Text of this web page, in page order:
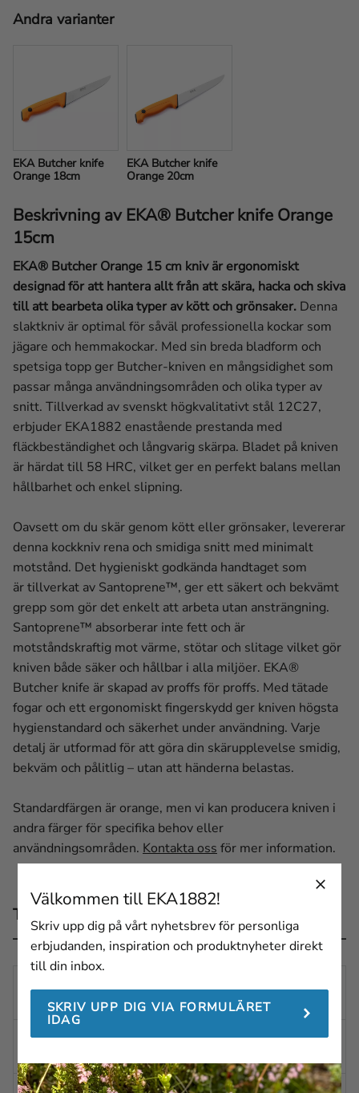
Andra varianter
EKA Butcher knife
Orange 18cm
EKA Butcher knife
Orange 20cm
Beskrivning av EKA® Butcher knife Orange
15cm
EKA® Butcher Orange 15 cm kniv är ergonomiskt
designad för att hantera allt från att skära, hacka och skiva
till att bearbeta olika typer av kött och grönsaker. Denna
slaktkniv är optimal för såväl professionella kockar som
jägare och hemmakockar. Med sin breda bladform och
spetsiga topp ger Butcher-kniven en mångsidighet som
passar många användningsområden och olika typer av
snitt. Tillverkad av svenskt högkvalitativt stål 12C27,
erbjuder EKA1882 enastående prestanda med
fläckbeständighet och långvarig skärpa. Bladet på kniven
är härdat till 58 HRC, vilket ger en perfekt balans mellan
hållbarhet och enkel slipning.
Oavsett om du skär genom kött eller grönsaker, levererar
denna kockkniv rena och smidiga snitt med minimalt
motstånd. Det hygieniskt godkända handtaget som
är tillverkat av Santoprene™, ger ett säkert och bekvämt
grepp som gör det enkelt att arbeta utan ansträngning.
Santoprene™ absorberar inte fett och är
motståndskraftig mot värme, stötar och slitage vilket gör
kniven både säker och hållbar i alla miljöer. EKA®
Butcher knife är skapad av proffs för proffs. Med tätade
fogar och ett ergonomiskt fingerskydd ger kniven högsta
hygienstandard och säkerhet under användning. Varje
detalj är utformad för att göra din skärupplevelse smidig,
bekväm och pålitlig – utan att händerna belastas.
Standardfärgen är orange, men vi kan producera kniven i
andra färger för specifika behov eller
användningsområden. Kontakta oss för mer information.
Teknisk beskrivning
298 mm
BLADLÄNG
Välkommen till EKA1882!
Skriv upp dig på vårt nyhetsbrev för personliga
erbjudanden, inspiration och produktnyheter direkt
till din inbox.
SKRIV UPP DIG VIA FORMULÄRET
IDAG